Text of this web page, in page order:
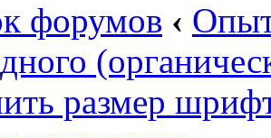
форумов ‹
размер